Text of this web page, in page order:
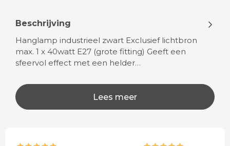
Beschrijving
Hanglamp industrieel zwart Exclusief lichtbron
max. 1 x 40watt E27 (grote fitting) Geeft een
sfeervol effect met een helder…
Lees meer